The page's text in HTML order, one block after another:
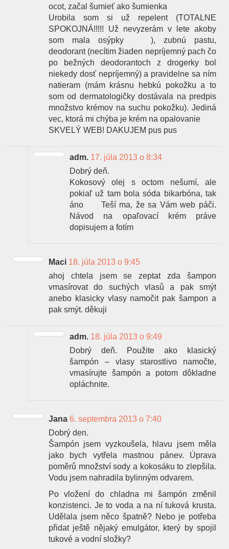
ocot, začal šumieť ako šumienka
Urobila som si už repelent (TOTALNE
SPOKOJNÁ!!!!! Už nevyzerám v lete akoby
som mala osýpky
), zubnú pastu,
deodorant (necítim žiaden nepríjemný pach čo
po bežných deodorantoch z drogerky bol
niekedy dosť nepríjemný) a pravidelne sa ním
natieram (mám krásnu hebkú pokožku a to
som od dermatologičky dostávala na predpis
množstvo krémov na suchu pokožku). Jediná
vec, ktorá mi chýba je krém na opalovanie
SKVELÝ WEB! DAKUJEM pus pus
adm. 17. júla 2013 o 8:34
Dobrý deň.
Kokosový olej s octom nešumí, ale
pokiaľ už tam bola sóda bikarbóna, tak
áno
Teší ma, že sa Vám web páči.
Návod na opaľovací krém práve
dopisujem a fotím
Maci 18. júla 2013 o 9:45
ahoj chtela jsem se zeptat zda šampon
vmasírovat do suchých vlasů a pak smýt
anebo klasicky vlasy namočit pak šampon a
pak smýt. děkuji
adm. 18. júla 2013 o 9:49
Dobrý deň. Použite ako klasický
šampón – vlasy starostlivo namočte,
vmasírujte šampón a potom dôkladne
opláchnite.
Jana 6. septembra 2013 o 7:40
Dobrý den.
Šampón jsem vyzkoušela, hlavu jsem měla
jako bych vytřela mastnou pánev. Úprava
poměrů množství sody a kokosáku to zlepšila.
Vodu jsem nahradila bylinným odvarem.
Po vložení do chladna mi šampón změnil
konzistenci. Je to voda a na ní tuková krusta.
Udělala jsem něco špatně? Nebo je potřeba
přidat ještě nějaký emulgátor, který by spojil
tukové a vodní složky?